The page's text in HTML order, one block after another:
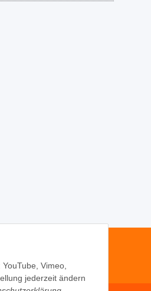
Vimeo,
jederzeit ändern